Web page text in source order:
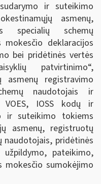
ir suteikimo
asmenų,
specialių schemų
mokesčio deklaracijos
bei pridėtinės vertės
patvirtinimo“,
asmenų registravimo
naudotojais ir
VOES, IOSS kodų ir
ir suteikimo tokiems
asmenų, registruotų
naudotojais, pridėtinės
pateikimo,
mokesčio sumokėjimo